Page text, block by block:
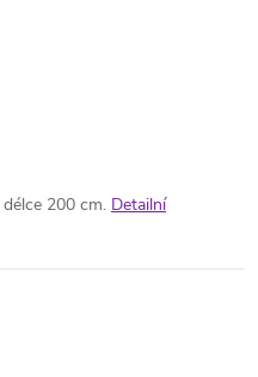
200 cm. Detailní